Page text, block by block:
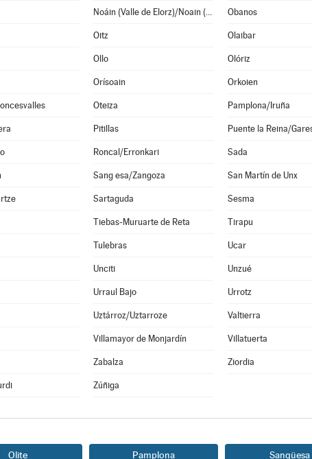
Noáin (Valle de Elorz)/Noain (Elortzibar) Obanos
Oitz Olaibar
Ollo Olóriz
Orísoain Orkoien
Oteiza Pamplona/Iruña
Pitillas Puente la Reina/
Roncal/Erronkari Sada
Sang esa/Zangoza San Martín de Unx
Sartaguda Sesma
Tiebas-Muruarte de Reta Tirapu
Tulebras Ucar
Unciti Unzué
Urraul Bajo Urrotz
Uztárroz/Uztarroze Valtierra
Villamayor de Monjardín Villatuerta
Zabalza Ziordia
Zúñiga
Olite Pamplona Sangüesa